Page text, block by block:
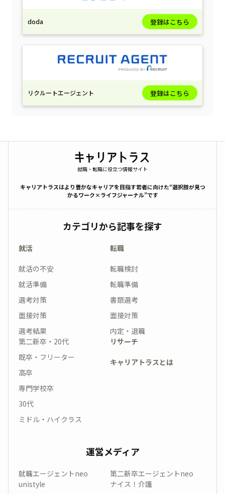
doda 登録はこちら
リクルートエージェント 登録はこちら
就職・転職に役立つ情報サイト
キャリアトラスはより豊かなキャリアを目指す若者に向けた“選択肢が見つ
かるワーク×ライフジャーナル”です
カテゴリから記事を探す
就活
就活の不安
就活準備
選考対策
面接対策
選考結果
転職
転職検討
転職準備
書類選考
面接対策
内定・退職
第二新卒・20代
既卒・フリーター
高卒
専門学校卒
30代
ミドル・ハイクラス
リサーチ
キャリアトラスとは
運営メディア
就職エージェントneo
第二新卒エージェントneo
unistyle
ナイス！介護